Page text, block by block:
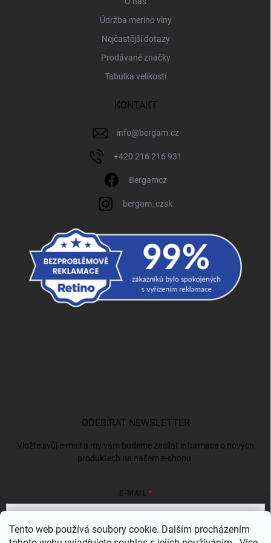
Tento web používá soubory cookie. Dalším procházením
Údržba merino vlny
Nejčastější dotazy
Prodávané značky
Tabulka velikostí
KONTAKT
info@bergam.cz
+420 216 216 931
Bergamcz
bergam_czsk
ODEBÍRAT NEWSLETTER
Vložte svůj e-mail a my vám budeme zasílat informace o nových
produktech na našem e-shopu.
E-MAIL